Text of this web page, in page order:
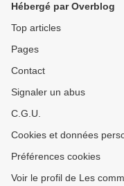
Hébergé par Overblog
Top articles
Pages
Contact
Signaler un abus
C.G.U.
Cookies et données
Préférences cookies
Voir le profil de Les